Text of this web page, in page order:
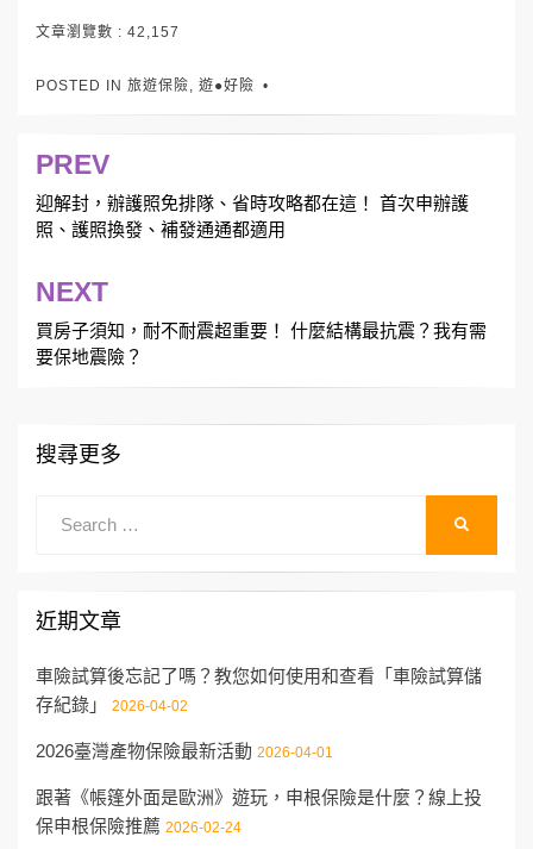
文章瀏覽數 : 42,157
POSTED IN 旅遊保險 遊●好險
文
章
導
覽
PREV
迎解封，辦護照免排隊、省時攻略都在這！ 首次申辦護
照、護照換發、補發通通都適用
NEXT
買房子須知，耐不耐震超重要！ 什麼結構最抗震？我有需
要保地震險？
搜尋更多
近期文章
車險試算後忘記了嗎？教您如何使用和查看「車險試算儲
存紀錄」
2026-04-02
2026臺灣產物保險最新活動 2026-04-01
跟著《帳篷外面是歐洲》遊玩，申根保險是什麼？線上投
保申根保險推薦 2026-02-24